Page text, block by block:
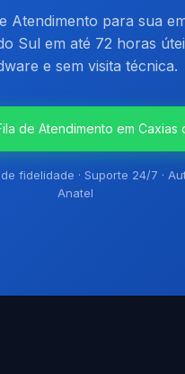
Atendimento para sua
Sul em até 72 horas
e sem visita técnica.
de Atendimento em Caxias
fidelidade · Suporte 24/7 ·
Anatel